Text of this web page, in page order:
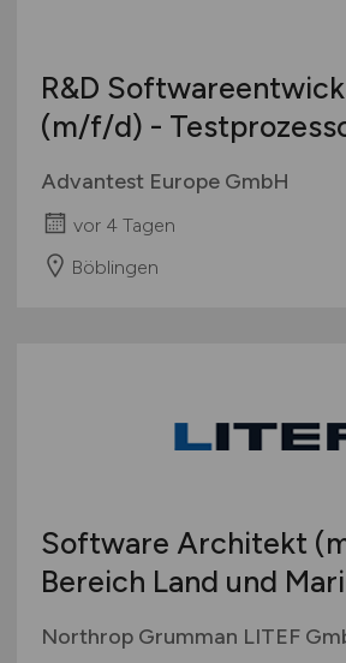
R&D
(m/f/d) -
Advantest Europe GmbH
vor 4 Tagen
Böblingen
Software Architekt
Bereich Land und
Northrop Grumman LITEF